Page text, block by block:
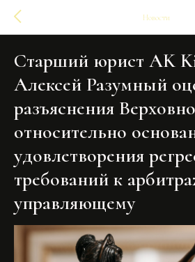
Новости
Старший юрист AK
Алексей Разумный
разъяснения
относительно
удовлетворения
требований к
управляющему